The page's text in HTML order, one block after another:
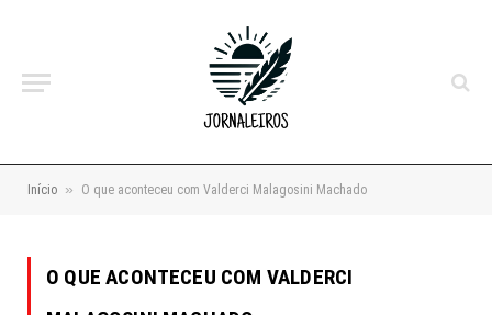
Início » O que aconteceu com Valderci Malagosini Machado
O QUE ACONTECEU COM VALDERCI